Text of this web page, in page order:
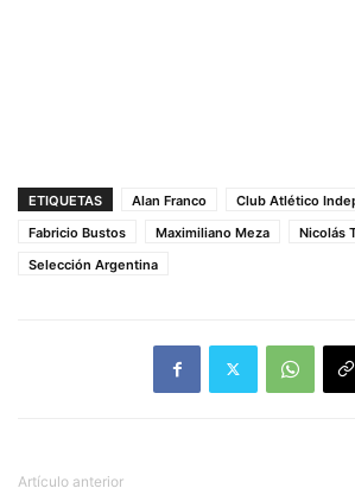
ETIQUETAS Alan Franco
Club Atlético
Fabricio Bustos
Maximiliano Meza
Nicolás
Selección Argentina
Artículo anterior